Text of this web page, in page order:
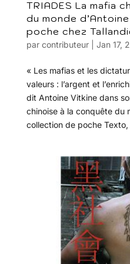
TRIADES La mafia
du monde
poche chez
par contributeur| Jan 17,
« Les mafias et les
valeurs : l’argent et
dit Antoine Vitkine dans
chinoise à la conquête du
collection de poche Texto,